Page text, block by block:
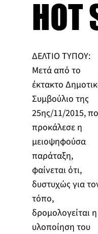
HOT
ΔΕΛΤΙΟ ΤΥΠΟΥ:
Μετά από το
έκτακτο
Συμβούλιο της
25ης/11/2015,
προκάλεσε η
μειοψηφούσα
παράταξη,
φαίνεται ότι,
δυστυχώς για
τόπο,
δρομολογείται η
υλοποίηση του